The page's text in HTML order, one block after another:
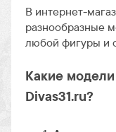
В интернет-
разнообразные
любой фигуры и
Какие
Divas31.ru?